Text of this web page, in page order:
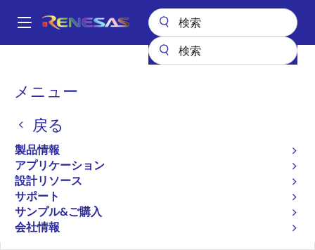
ン
Main
メニュー
戻る
製品情報
アプリケーション
設計リソース
サポート
サンプル&ご購入
会社情報
パ
く
ず
DECT
デジタル強化コードレス通
信（DECT）
ページセクションへ移動：